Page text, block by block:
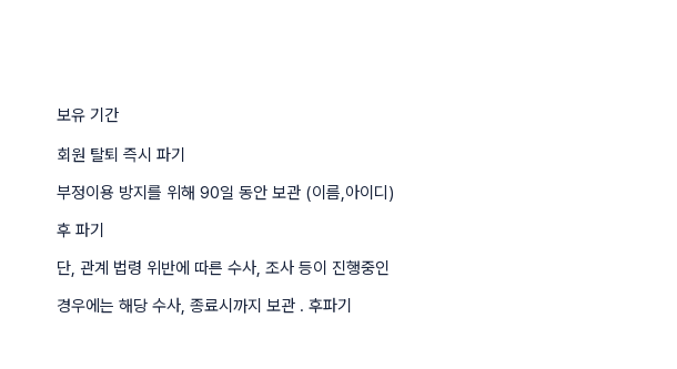
보유 기간
회원 탈퇴 즉시 파기
부정이용 방지를 위해 90일 동안 보관 (이름,아이디)
후 파기
단, 관계 법령 위반에 따른 수사, 조사 등이 진행중인
경우에는 해당 수사, 종료시까지 보관 . 후파기